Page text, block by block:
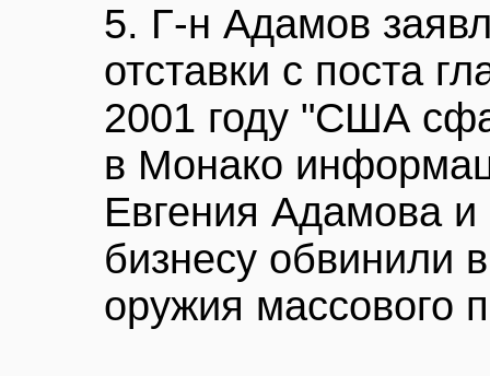
5. Г-н Адамов
отставки с поста
2001 году "США
в Монако
Евгения Адамова и
бизнесу обвинили
оружия массового